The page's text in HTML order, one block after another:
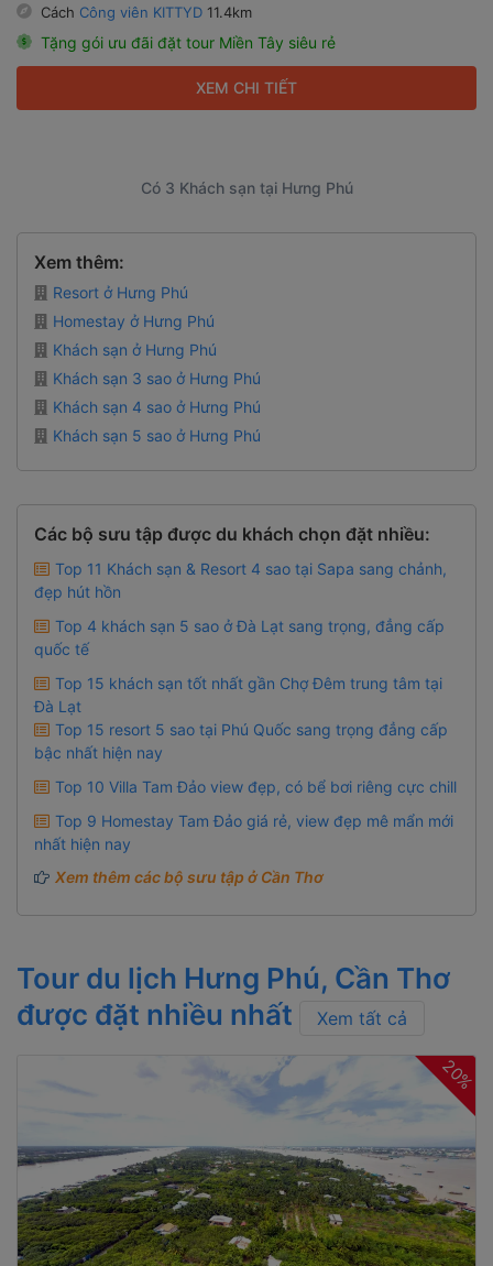
Cách Công viên KITTYD 11.4km
Tặng gói ưu đãi đặt tour Miền Tây siêu rẻ
XEM CHI TIẾT
Có 3 Khách sạn tại Hưng Phú
Xem thêm:
Resort ở Hưng Phú
Homestay ở Hưng Phú
Khách sạn ở Hưng Phú
Khách sạn 3 sao ở Hưng Phú
Khách sạn 4 sao ở Hưng Phú
Khách sạn 5 sao ở Hưng Phú
Các bộ sưu tập được du khách chọn đặt nhiều:
Top 11 Khách sạn & Resort 4 sao tại Sapa sang chảnh,
đẹp hút hồn
Top 4 khách sạn 5 sao ở Đà Lạt sang trọng, đẳng cấp
quốc tế
Top 15 khách sạn tốt nhất gần Chợ Đêm trung tâm tại
Đà Lạt
Top 15 resort 5 sao tại Phú Quốc sang trọng đẳng cấp
bậc nhất hiện nay
Top 10 Villa Tam Đảo view đẹp, có bể bơi riêng cực chill
Top 9 Homestay Tam Đảo giá rẻ, view đẹp mê mẩn mới
nhất hiện nay
Xem thêm các bộ sưu tập ở Cần Thơ
Tour du lịch Hưng Phú, Cần Thơ
được đặt nhiều nhất
Xem tất cả
20%